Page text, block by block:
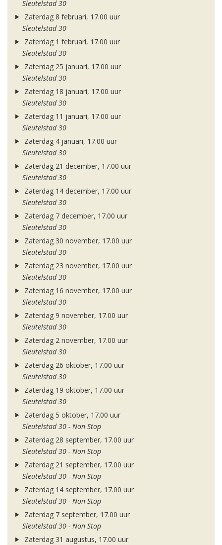
Sleutelstad 30
Zaterdag 8 februari, 17.00 uur
Sleutelstad 30
Zaterdag 1 februari, 17.00 uur
Sleutelstad 30
Zaterdag 25 januari, 17.00 uur
Sleutelstad 30
Zaterdag 18 januari, 17.00 uur
Sleutelstad 30
Zaterdag 11 januari, 17.00 uur
Sleutelstad 30
Zaterdag 4 januari, 17.00 uur
Sleutelstad 30
Zaterdag 21 december, 17.00 uur
Sleutelstad 30
Zaterdag 14 december, 17.00 uur
Sleutelstad 30
Zaterdag 7 december, 17.00 uur
Sleutelstad 30
Zaterdag 30 november, 17.00 uur
Sleutelstad 30
Zaterdag 23 november, 17.00 uur
Sleutelstad 30
Zaterdag 16 november, 17.00 uur
Sleutelstad 30
Zaterdag 9 november, 17.00 uur
Sleutelstad 30
Zaterdag 2 november, 17.00 uur
Sleutelstad 30
Zaterdag 26 oktober, 17.00 uur
Sleutelstad 30
Zaterdag 19 oktober, 17.00 uur
Sleutelstad 30
Zaterdag 5 oktober, 17.00 uur
Sleutelstad 30 - Non Stop
Zaterdag 28 september, 17.00 uur
Sleutelstad 30 - Non Stop
Zaterdag 21 september, 17.00 uur
Sleutelstad 30 - Non Stop
Zaterdag 14 september, 17.00 uur
Sleutelstad 30 - Non Stop
Zaterdag 7 september, 17.00 uur
Sleutelstad 30 - Non Stop
Zaterdag 31 augustus, 17.00 uur